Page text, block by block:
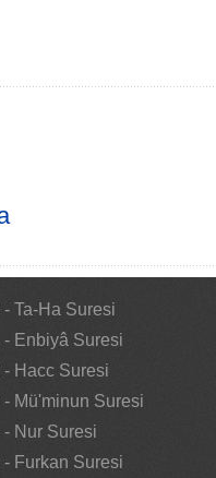
- Ta-Ha Suresi
- Enbiyâ Suresi
- Hacc Suresi
- Mü'minun Suresi
- Nur Suresi
- Furkan Suresi